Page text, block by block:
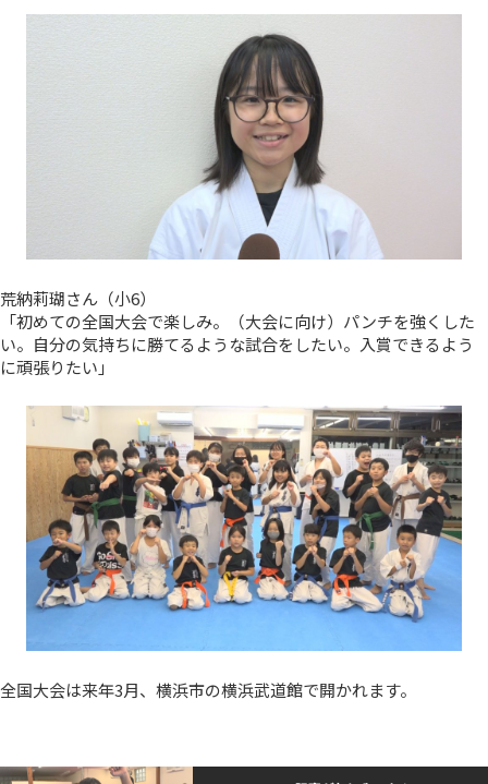
荒納莉瑚さん（小6）
「初めての全国大会で楽しみ。（大会に向け）パンチを強くした
い。自分の気持ちに勝てるような試合をしたい。入賞できるよう
に頑張りたい」
全国大会は来年3月、横浜市の横浜武道館で開かれます。